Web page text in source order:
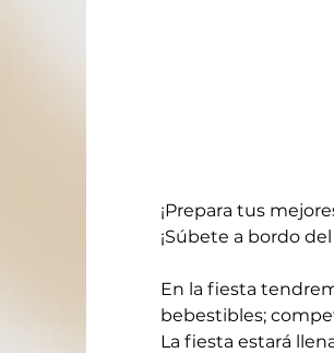
¡Prepara tus
¡Súbete a bordo
En la fiesta
bebestibles;
La fiesta estará